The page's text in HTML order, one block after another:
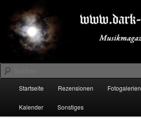
primären
Inhalt
springen
sekundären
Inhalt
springenDARK-FESTIVALS.DE
Suchen
Startseite Rezensionen Fotogalerien
Kalender Sonstiges